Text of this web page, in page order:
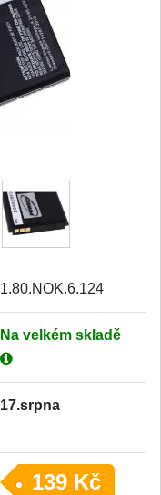
1.80.NOK.6.124
Na velkém skladě
17.srpna
139 Kč